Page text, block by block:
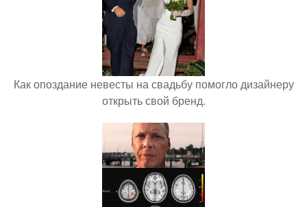
Как опоздание невесты на свадьбу помогло дизайнеру
открыть свой бренд.